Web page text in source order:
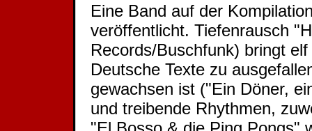
Eine Band auf der
veröffentlicht. Tiefenrausch
Records/Buschfunk) bringt
Deutsche Texte zu
gewachsen ist ("Ein Döner,
und treibende Rhythmen,